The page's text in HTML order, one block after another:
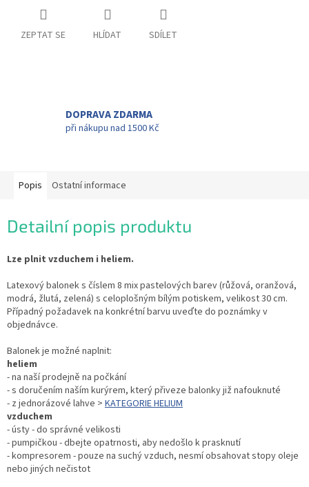
ZEPTAT SE HLÍDAT SDÍLET
DOPRAVA ZDARMA
při nákupu nad 1500 Kč
Popis Ostatní informace
Detailní popis produktu
Lze plnit vzduchem i heliem.
Latexový balonek s číslem 8 mix pastelových barev (růžová, oranžová,
modrá, žlutá, zelená) s celoplošným bílým potiskem, velikost 30 cm.
Případný požadavek na konkrétní barvu uveďte do poznámky v
objednávce.
Balonek je možné naplnit:
heliem
- na naší prodejně na počkání
- s doručením naším kurýrem, který přiveze balonky již nafouknuté
- z jednorázové lahve > KATEGORIE HELIUM
vzduchem
- ústy - do správné velikosti
- pumpičkou - dbejte opatrnosti, aby nedošlo k prasknutí
- kompresorem - pouze na suchý vzduch, nesmí obsahovat stopy oleje
nebo jiných nečistot